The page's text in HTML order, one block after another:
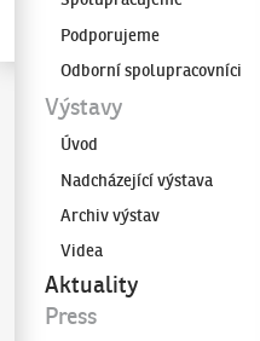
Galerie KODLPodporujeme
Odborní spolupracovníci
Výstavy
Úvod
Nadcházející výstava
Archiv výstav
Videa
Aktuality
Press